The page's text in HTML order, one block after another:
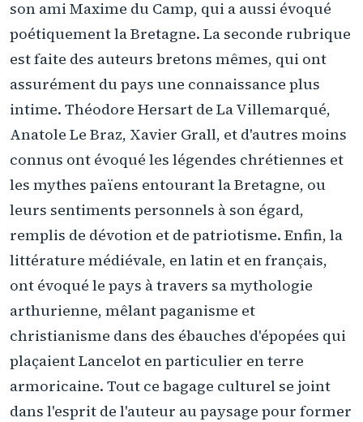
son ami Maxime du Camp, qui a aussi évoqué
poétiquement la Bretagne. La seconde rubrique
est faite des auteurs bretons mêmes, qui ont
assurément du pays une connaissance plus
intime. Théodore Hersart de La Villemarqué,
Anatole Le Braz, Xavier Grall, et d'autres moins
connus ont évoqué les légendes chrétiennes et
les mythes païens entourant la Bretagne, ou
leurs sentiments personnels à son égard,
remplis de dévotion et de patriotisme. Enfin, la
littérature médiévale, en latin et en français,
ont évoqué le pays à travers sa mythologie
arthurienne, mêlant paganisme et
christianisme dans des ébauches d'épopées qui
plaçaient Lancelot en particulier en terre
armoricaine. Tout ce bagage culturel se joint
dans l'esprit de l'auteur au paysage pour former